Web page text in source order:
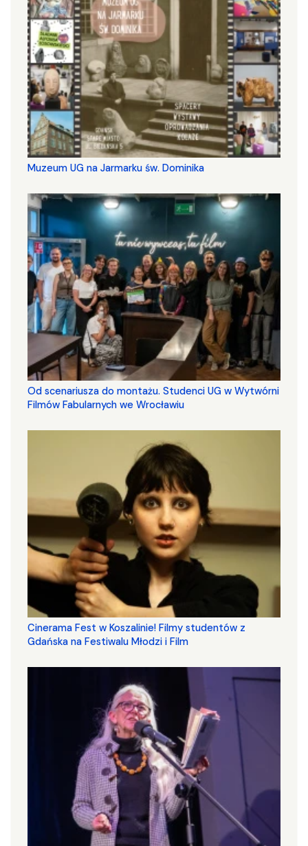
Muzeum UG na Jarmarku św. Dominika
Od scenariusza do montażu. Studenci UG w Wytwórni
Filmów Fabularnych we Wrocławiu
Cinerama Fest w Koszalinie! Filmy studentów z
Gdańska na Festiwalu Młodzi i Film